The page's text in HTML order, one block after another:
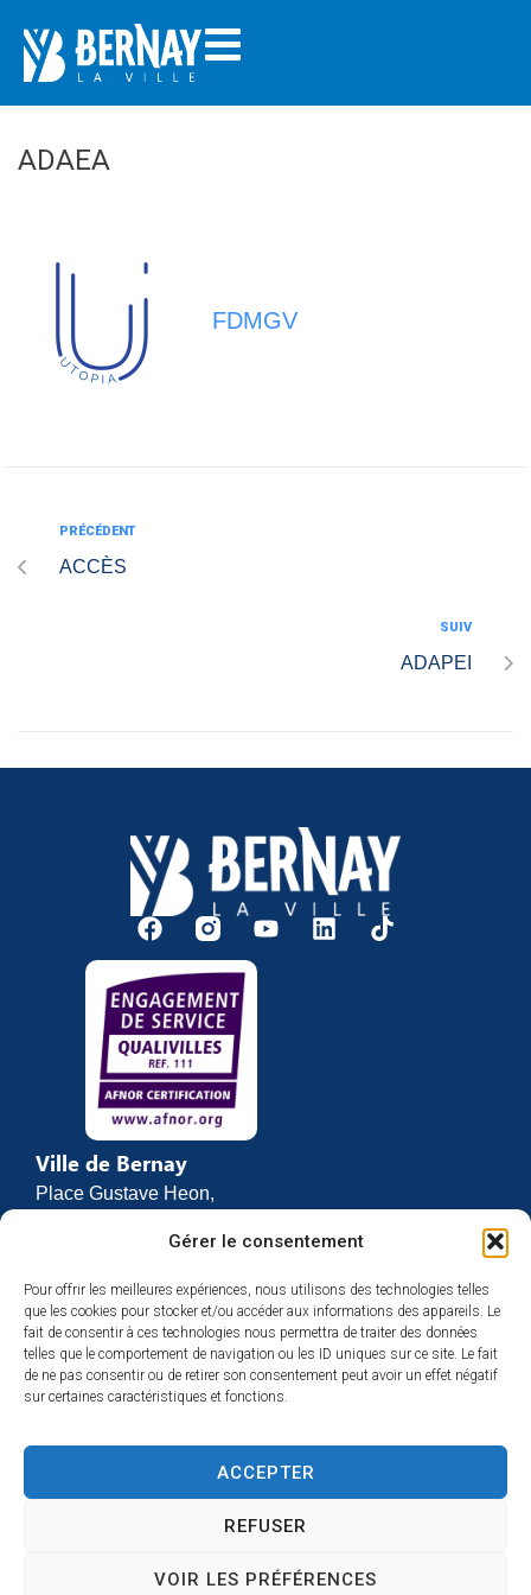
Gérer le consentement
Pour offrir les meilleures expériences, nous utilisons des technologies telles
que les cookies pour stocker et/ou accéder aux informations des appareils. Le
fait de consentir à ces technologies nous permettra de traiter des données
telles que le comportement de navigation ou les ID uniques sur ce site. Le fait
de ne pas consentir ou de retirer son consentement peut avoir un effet négatif
sur certaines caractéristiques et fonctions.
ACCEPTER
REFUSER
VOIR LES PRÉFÉRENCES
ADAEA
FDMGV
PRÉCÉDENT
ACCÈS
SUIV
ADAPEI
Ville de Bernay
Place Gustave Heon,
27307 BERNAY
02 32 46 63 00
Contact
Horaires d’ouverture
Du lundi au vendredi :
et de 13h30 à 17h